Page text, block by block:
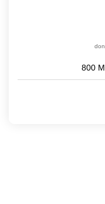
800